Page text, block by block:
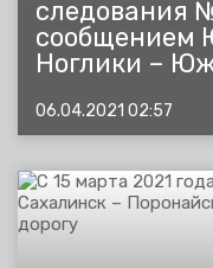
следования
сообщением
Ноглики –
06.04.2021 02:57